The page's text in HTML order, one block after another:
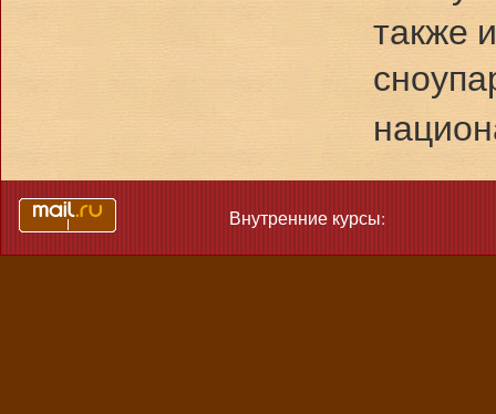
также
Внутренние курсы: